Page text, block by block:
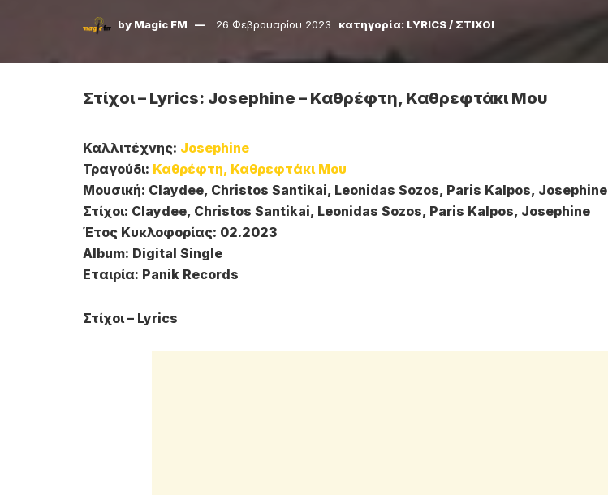
by Magic FM 26 Φεβρουαρίου 2023 κατηγορία: LYRICS / ΣΤΙΧΟΙ
Στίχοι – Lyrics: Josephine – Καθρέφτη, Καθρεφτάκι Μου
Καλλιτέχνης: Josephine
Τραγούδι: Καθρέφτη, Καθρεφτάκι Μου
Μουσική: Claydee, Christos Santikai, Leonidas Sozos, Paris Kalpos, Josephine
Στίχοι: Claydee, Christos Santikai, Leonidas Sozos, Paris Kalpos, Josephine
Έτος Κυκλοφορίας: 02.2023
Album: Digital Single
Εταιρία: Panik Records
Στίχοι – Lyrics